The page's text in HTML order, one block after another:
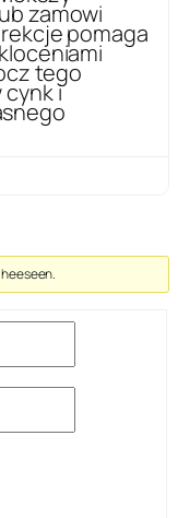
zamowi
pomaga
tego
i